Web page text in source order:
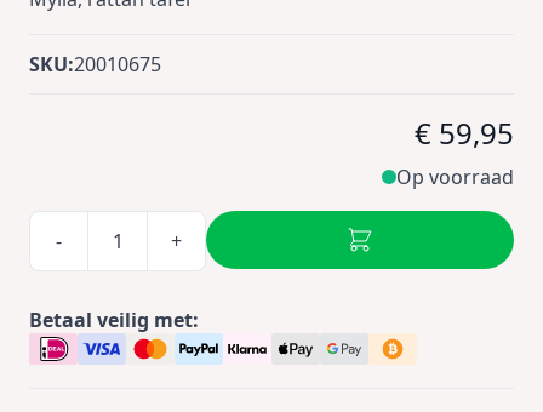
SKU:20010675
€ 59,95
Op voorraad
- +
Betaal veilig met: